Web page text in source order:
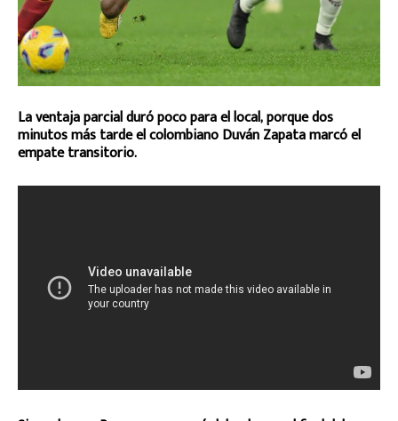
La ventaja parcial duró poco para el local, porque dos
minutos más tarde el colombiano Duván Zapata marcó el
empate transitorio.